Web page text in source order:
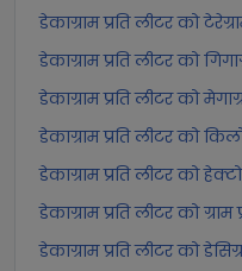
डेकाग्राम प्रति लीटर को
डेकाग्राम प्रति लीटर को
डेकाग्राम प्रति लीटर को
डेकाग्राम प्रति लीटर को
डेकाग्राम प्रति लीटर को
डेकाग्राम प्रति लीटर को
डेकाग्राम प्रति लीटर को